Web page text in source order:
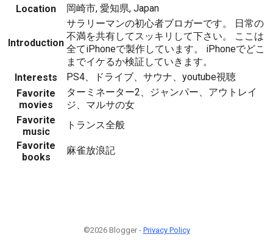
Location
岡崎市, 愛知県, Japan
Introduction
サラリーマンの初心者ブロガーです。 日常の
不満を共有してスッキリして下さい。 ここは
全てiPhoneで製作しています。 iPhoneでどこ
までイケるか検証していきます。
Interests
PS4、ドライブ、サウナ、youtube視聴
Favorite
movies
ターミネーター2、ジャンパー、アウトレイ
ジ、マルサの女
Favorite
music
トランス全般
Favorite
books
麻雀放浪記
©2026 Blogger - Privacy Policy